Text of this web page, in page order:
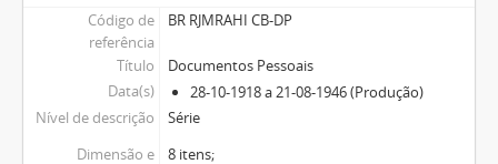
Código de
referência
BR RJMRAHI CB-DP
Título
Documentos Pessoais
Data(s)
28-10-1918 a 21-08-1946 (Produção)
Nível de descrição
Série
Dimensão e
8 itens;